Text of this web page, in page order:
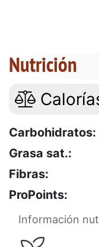
Nutrición
Carbohidratos:
Grasa sat.:
Fibras:
ProPoints:
Información